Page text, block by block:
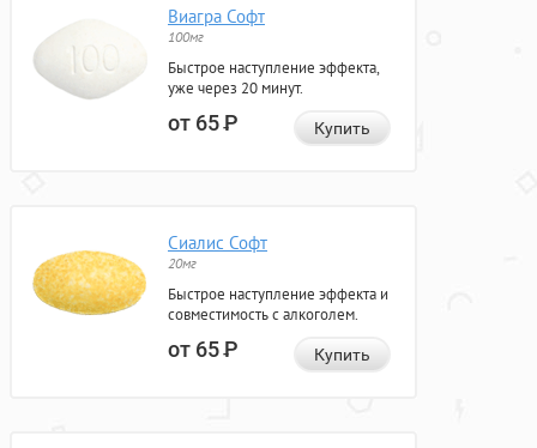
Виагра Софт
100мг
Быстрое наступление эффекта,
уже через 20 минут.
от 65Р Купить
Сиалис Софт
20мг
Быстрое наступление эффекта и
совместимость с алкоголем.
от 65Р Купить